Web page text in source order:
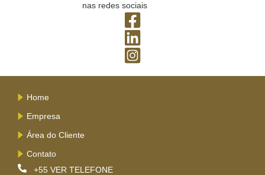
nas redes sociais
Home
Empresa
Área do Cliente
Contato
+55 VER TELEFONE